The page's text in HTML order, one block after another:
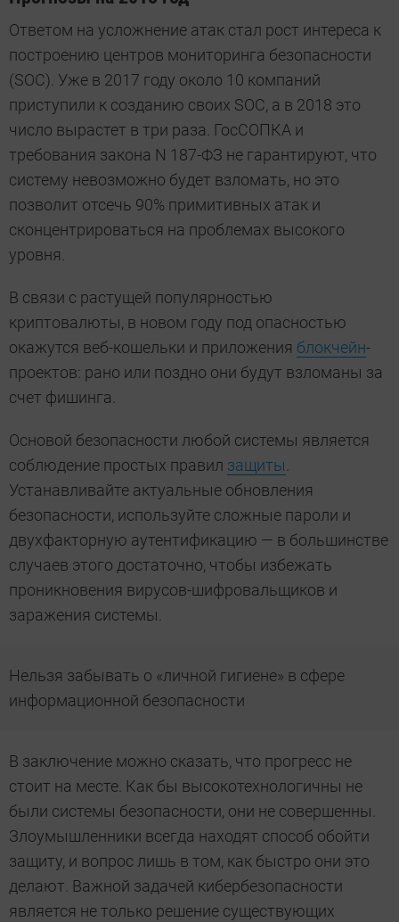
Ответом на усложнение атак стал рост интереса к
построению центров мониторинга безопасности
(SOC). Уже в 2017 году около 10 компаний
приступили к созданию своих SOC, а в 2018 это
число вырастет в три раза. ГосСОПКА и
требования закона N 187-ФЗ не гарантируют, что
систему невозможно будет взломать, но это
позволит отсечь 90% примитивных атак и
сконцентрироваться на проблемах высокого
уровня.
В связи с растущей популярностью
криптовалюты, в новом году под опасностью
окажутся веб-кошельки и приложения блокчейн-
проектов: рано или поздно они будут взломаны за
счет фишинга.
Основой безопасности любой системы является
соблюдение простых правил защиты.
Устанавливайте актуальные обновления
безопасности, используйте сложные пароли и
двухфакторную аутентификацию — в большинстве
случаев этого достаточно, чтобы избежать
проникновения вирусов-шифровальщиков и
заражения системы.
Нельзя забывать о «личной гигиене» в сфере
информационной безопасности
В заключение можно сказать, что прогресс не
стоит на месте. Как бы высокотехнологичны не
были системы безопасности, они не совершенны.
Злоумышленники всегда находят способ обойти
защиту, и вопрос лишь в том, как быстро они это
делают. Важной задачей кибербезопасности
является не только решение существующих